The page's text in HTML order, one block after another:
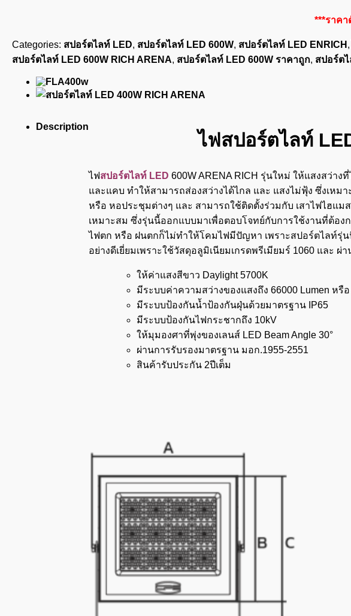
***ราค
Categories: สปอร์ตไลท์ LED, สปอร์ตไลท์ LED 600W, สปอร์ตไลท์ LED ENRICH
สปอร์ตไลท์ LED 600W RICH ARENA, สปอร์ตไลท์ LED 600W ราคาถูก, สปอร์ต
Description
ไฟสปอร์ตไลท์
ไฟสปอร์ตไลท์ LED 600W ARENA RICH รุ่นใหม่ ให้แสงสว่าง
และแคบ ทำให้สามารถส่องสว่างได้ไกล และ แสงไม่ฟุ้ง ซึ่งเห
หรือ หอประชุมต่างๆ และ สามารถใช้ติดตั้งร่วมกับ เสาไฟไฮแม
เหมาะสม ซึ่งรุ่นนี้ออกแบบมาเพื่อตอบโจทย์กับการใช้งานที่ต้อง
ไฟตก หรือ ฝนตกก็ไม่ทำให้โคมไฟมีปัญหา เพราะสปอร์ตไลท์รุ่
อย่างดีเยี่ยมเพราะใช้วัสดุอลูมิเนียมเกรดพรีเมียมร์ 1060 และ
ให้ค่าแสงสีขาว Daylight 5700K
มีระบบค่าความสว่างของแสงถึง 66000 Lumen หรือ
มีระบบป้องกันน้ำป้องกันฝุ่นด้วยมาตรฐาน IP65
มีระบบป้องกันไฟกระชากถึง 10kV
ให้มุมองศาที่พุ่งของเลนส์ LED Beam Angle 30°
ผ่านการรับรองมาตรฐาน มอก.1955-2551
สินค้ารับประกัน 2ปีเต็ม